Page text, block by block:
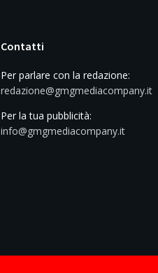
Contatti
Per parlare con la redazione:
redazione@gmgmediacompany.it
Per la tua pubblicità:
info@gmgmediacompany.it